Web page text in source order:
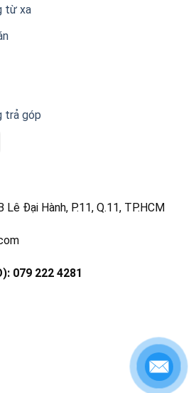
từ xa
trả góp
Lê Đại Hành, P.11, Q.11, TP.HCM
079 222 4281